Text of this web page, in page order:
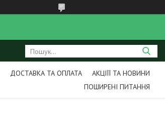
ДОСТАВКА ТА ОПЛАТА
АКЦІЇЇ ТА НОВИНИ
ПОШИРЕНІ ПИТАННЯ